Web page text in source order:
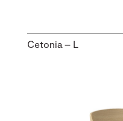
Cetonia – L